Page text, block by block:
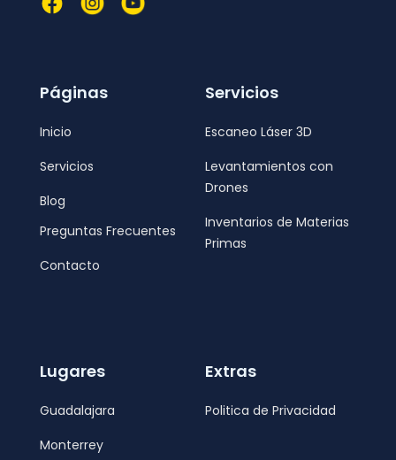
Páginas
Inicio
Servicios
Blog
Preguntas Frecuentes
Contacto
Servicios
Escaneo Láser 3D
Levantamientos con
Drones
Inventarios de Materias
Primas
Lugares
Guadalajara
Monterrey
Extras
Politica de Privacidad